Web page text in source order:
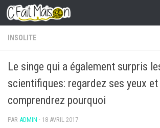
Skip to content
INSOLITE
Le singe qui a également surpris
scientifiques: regardez ses yeux et
comprendrez pourquoi
PAR ADMIN · 18 AVRIL 2017